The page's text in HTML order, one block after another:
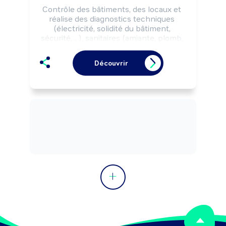
Contrôle des bâtiments, des locaux et
réalise des diagnostics techniques
(électricité, solidité du bâtiment,
sécurité, ...), sanitaires (amiante, plomb,
Peut réaliser des calculs de surfaces.
Peut coordonner une équipe.
Découvrir